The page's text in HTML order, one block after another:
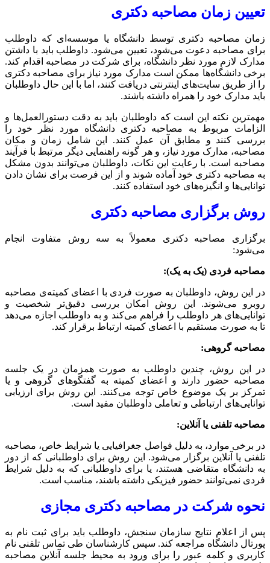
تعیین زمان مصاحبه دکتری
زمان مصاحبه دکتری توسط دانشگاه یا موسسه‌ای که داوطلب
برای مصاحبه دعوت می‌شود، تعیین می‌شود. داوطلب باید با داشتن
مدارک لازم مورد نظر دانشگاه، برای شرکت در مصاحبه اقدام کند.
برخی دانشگاه‌ها ممکن است مدارک مورد نیاز برای مصاحبه دکتری
را از طریق سایت‌های اینترنتی دریافت کنند، اما با این حال داوطلبان
باید مدارک خود را همراه داشته باشند.
مهمترین نکته این است که داوطلبان باید به دقت دستورالعمل‌ها و
الزامات مربوط به مصاحبه دکتری دانشگاه مورد نظر خود را
بررسی کنند و مطابق آن عمل کنند. این شامل زمان و مکان
مصاحبه، مدارک مورد نیاز، و هر گونه راهنمایی دیگر مرتبط با فرآیند
مصاحبه است. با رعایت این نکات، داوطلبان می‌توانند بدون مشکل
به مصاحبه دکتری خود آماده شوند و از این فرصت برای نشان دادن
توانایی‌ها و انگیزه‌های خود استفاده کنند.
روش برگزاری مصاحبه دکتری
برگزاری مصاحبه دکتری معمولاً به سه روش متفاوت انجام
می‌شود:
مصاحبه فردی (یک به یک):
در این روش، داوطلبان به صورت فردی با اعضای کمیته‌ی مصاحبه
روبرو می‌شوند. این روش امکان بررسی دقیق‌تر شخصیت و
توانایی‌های هر داوطلب را فراهم می‌کند و به داوطلب اجازه می‌دهد
تا به صورت مستقیم با اعضای کمیته ارتباط برقرار کند.
مصاحبه گروهی:
در این روش، چندین داوطلب به صورت همزمان در یک جلسه
مصاحبه حضور دارند و اعضای کمیته به گفتگوهای گروهی و یا
تمرکز بر یک موضوع خاص توجه می‌کنند. این روش برای ارزیابی
توانایی‌های ارتباطی و تعاملی داوطلبان مفید است.
مصاحبه تلفنی یا آنلاین:
در برخی موارد، به دلیل فواصل جغرافیایی یا شرایط خاص، مصاحبه
تلفنی یا آنلاین برگزار می‌شود. این روش برای داوطلبانی که از دور
به دانشگاه متقاضی هستند، یا برای داوطلبانی که به دلیل شرایط
فردی نمی‌توانند حضور فیزیکی داشته باشند، مناسب است.
نحوه شرکت در مصاحبه دکتری مجازی
پس از اعلام نتایج سازمان سنجش، داوطلب باید برای ثبت نام به
پورتال دانشگاه مراجعه کند. سپس کارشناسان طی تماس تلفنی نام
کاربری و کلمه عبور را برای ورود به محیط جلسه آنلاین مصاحبه